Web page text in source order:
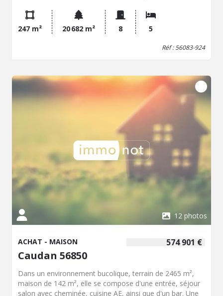
complètent ce bien de qualité .
247 m²
20 682 m² 8 5
Réf : 56083-924
12 photos
574 901 €
ACHAT - MAISON
Caudan 56850
Dans un environnement bucolique, terrain de 2465 m²,
maison de 142 m², elle se compose d'une entrée, séjour
salon avec cheminée, cuisine AE, ainsi que d'un bar. Une